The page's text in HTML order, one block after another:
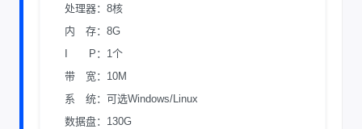
处理器：8核
内 存：8G
I P：1个
带 宽：10M
系 统：可选Windows/Linux
数据盘：130G